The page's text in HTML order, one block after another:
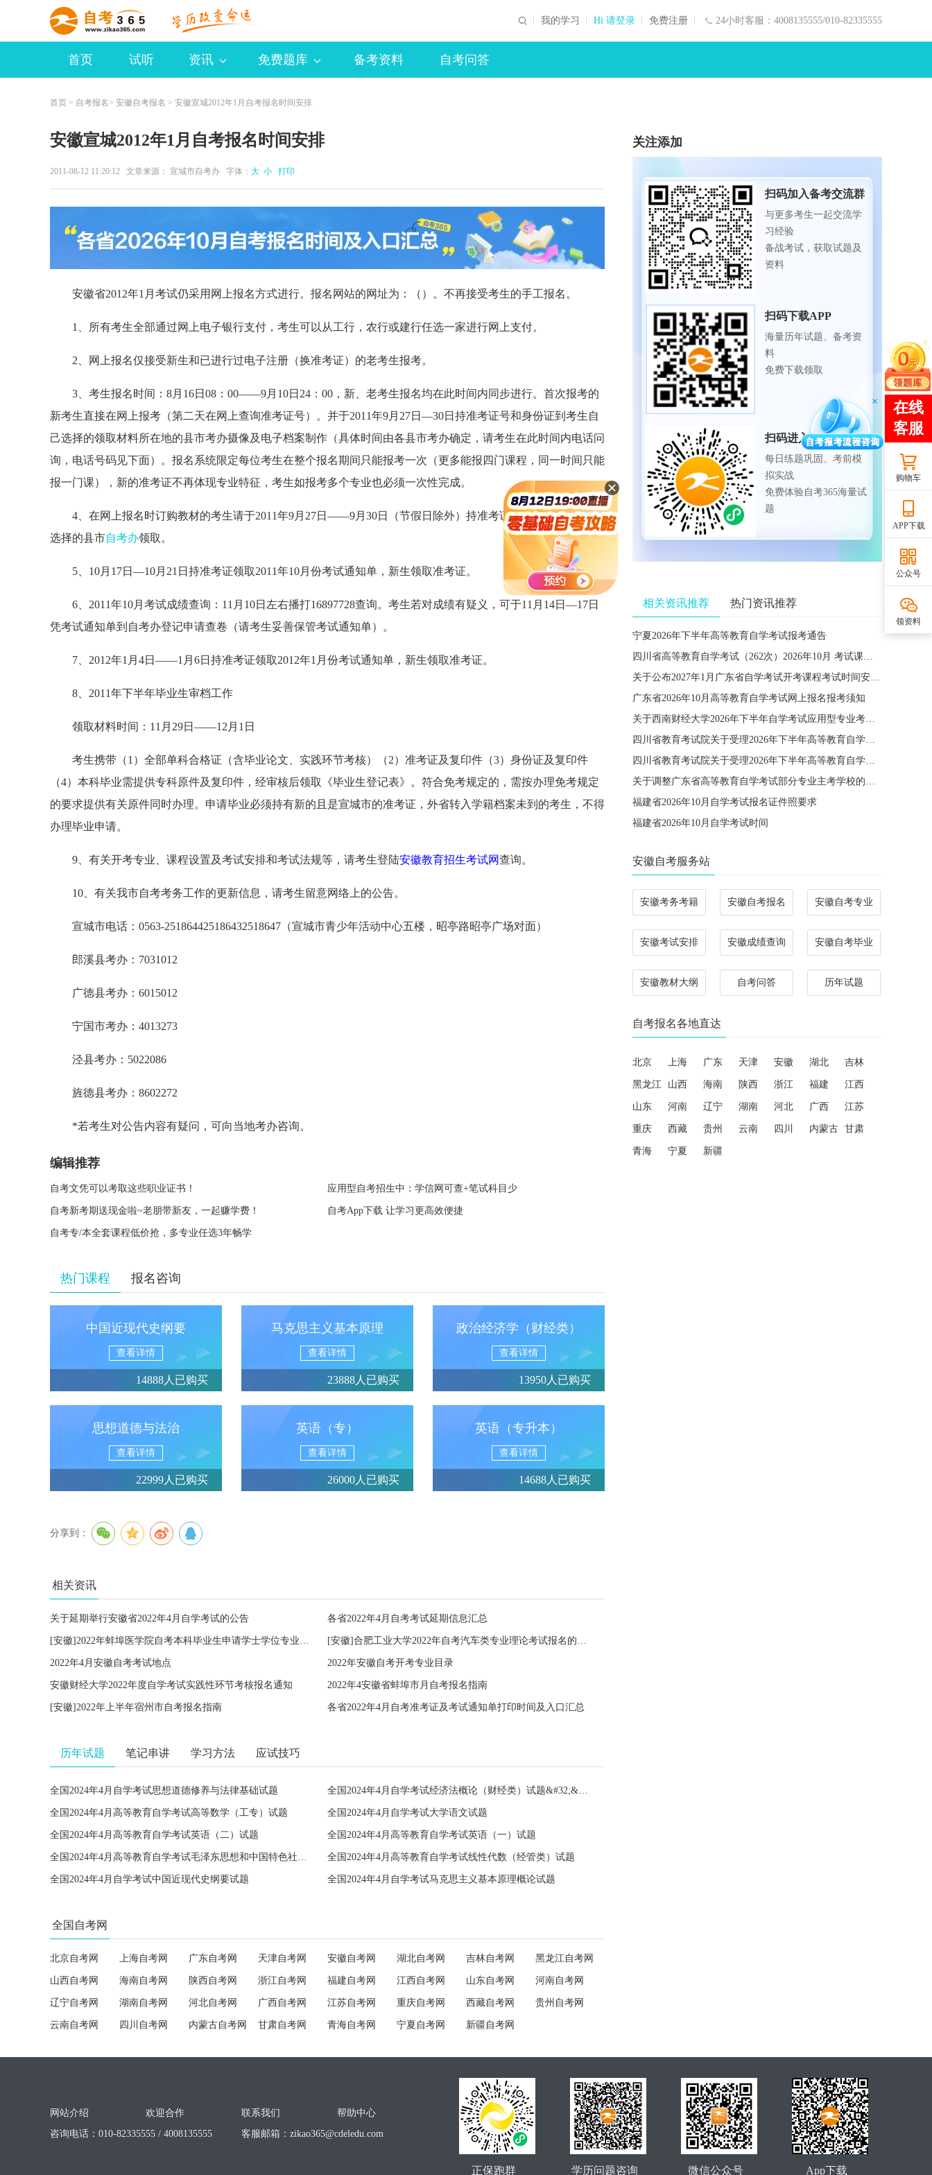
24小时客服：4008135555/010-82335555
我的学习 Hi 请登录 免费注册
首页 试听 资讯 免费题库 备考资料 自考问答
首页 > 自考报名 > 安徽自考报名 > 安徽宣城2012年1月自考报名时间安排
安徽宣城2012年1月自考报名时间安排
2011-08-12 11:20:12 文章来源： 宣城市自考办 字体： 大 小 打印
安徽省2012年1月考试仍采用网上报名方式进行。报名网站的网址为：（ ）。不再接受考生的手工报名。
1、所有考生全部通过网上电子银行支付，考生可以从工行，农行或建行任选一家进行网上支付。
2、网上报名仅接受新生和已进行过电子注册（换准考证）的老考生报考。
3、考生报名时间：8月16日08：00——9月10日24：00，新、老考生报名均在此时间内同步进行。首次报考的
新考生直接在网上报考（第二天在网上查询准考证号）。并于2011年9月27日—30日持准考证号和身份证到考生自
己选择的领取材料所在地的县市考办摄像及电子档案制作（具体时间由各县市考办确定，请考生在此时间内电话问
询，电话号码见下面）。报名系统限定每位考生在整个报名期间只能报考一次（更多能报四门课程，同一时间只能
报一门课），新的准考证不再体现专业特征，考生如报考多个专业也必须一次性完成。
4、在网上报名时订购教材的考生请于2011年9月27日——9月30日（节假日除外）持准考证号或身份证到自己
选择的县市自考办领取。
5、10月17日—10月21日持准考证领取2011年10月份考试通知单，新生领取准考证。
6、2011年10月考试成绩查询：11月10日左右播打16897728查询。考生若对成绩有疑义，可于11月14日—17日
凭考试通知单到自考办登记申请查卷（请考生妥善保管考试通知单）。
7、2012年1月4日——1月6日持准考证领取2012年1月份考试通知单，新生领取准考证。
8、2011年下半年毕业生审档工作
领取材料时间：11月29日——12月1日
考生携带（1）全部单科合格证（含毕业论文、实践环节考核）（2）准考证及复印件（3）身份证及复印件
（4）本科毕业需提供专科原件及复印件，经审核后领取《毕业生登记表》。符合免考规定的，需按办理免考规定
的要求提供有关原件同时办理。申请毕业必须持有新的且是宣城市的准考证，外省转入学籍档案未到的考生，不得
办理毕业申请。
9、有关开考专业、课程设置及考试安排和考试法规等，请考生登陆安徽教育招生考试网查询。
10、有关我市自考考务工作的更新信息，请考生留意网络上的公告。
宣城市电话：0563-251864425186432518647（宣城市青少年活动中心五楼，昭亭路昭亭广场对面）
郎溪县考办：7031012
广德县考办：6015012
宁国市考办：4013273
泾县考办：5022086
旌德县考办：8602272
*若考生对公告内容有疑问，可向当地考办咨询。
编辑推荐
自考文凭可以考取这些职业证书！ 应用型自考招生中：学信网可查+笔试科目少
自考新考期送现金啦~老朋带新友，一起赚学费！ 自考App下载 让学习更高效便捷
自考专/本全套课程低价抢，多专业任选3年畅学
热门课程 报名咨询
中国近现代史纲要
查看详情
14888人已购买
马克思主义基本原理
查看详情
23888人已购买
政治经济学（财经类）
查看详情
13950人已购买
思想道德与法治
查看详情
22999人已购买
英语（专）
查看详情
26000人已购买
英语（专升本）
查看详情
14688人已购买
分享到：
相关资讯
关于延期举行安徽省2022年4月自学考试的公告 各省2022年4月自考考试延期信息汇总
[安徽]2022年蚌埠医学院自考本科毕业生申请学士学位专业课考试报名通知 [安徽]合肥工业大学2022年自考汽车类专业理论考试报名的通知
2022年4月安徽自考考试地点 2022年安徽自考开考专业目录
安徽财经大学2022年度自学考试实践性环节考核报名通知 2022年4安徽省蚌埠市月自考报名指南
[安徽]2022年上半年宿州市自考报名指南 各省2022年4月自考准考证及考试通知单打印时间及入口汇总
历年试题 笔记串讲 学习方法 应试技巧
全国2024年4月自学考试思想道德修养与法律基础试题 全国2024年4月自学考试经济法概论（财经类）试题&#32;&#32;
全国2024年4月高等教育自学考试高等数学（工专）试题 全国2024年4月自学考试大学语文试题
全国2024年4月高等教育自学考试英语（二）试题 全国2024年4月高等教育自学考试英语（一）试题
全国2024年4月高等教育自学考试毛泽东思想和中国特色社会主义理论体系概论试题 全国2024年4月高等教育自学考试线性代数（经管类）试题
全国2024年4月自学考试中国近现代史纲要试题 全国2024年4月自学考试马克思主义基本原理概论试题
全国自考网
北京自考网 上海自考网 广东自考网 天津自考网 安徽自考网 湖北自考网 吉林自考网 黑龙江自考网
山西自考网 海南自考网 陕西自考网 浙江自考网 福建自考网 江西自考网 山东自考网 河南自考网
辽宁自考网 湖南自考网 河北自考网 广西自考网 江苏自考网 重庆自考网 西藏自考网 贵州自考网
云南自考网 四川自考网 内蒙古自考网 甘肃自考网 青海自考网 宁夏自考网 新疆自考网
关注添加
扫码加入备考交流群
与更多考生一起交流学
习经验
备战考试，获取试题及
资料
扫码下载APP
海量历年试题、备考资
料
免费下载领取
扫码进入微信小程序
每日练题巩固、考前模
拟实战
免费体验自考365海量试
题
相关资讯推荐 热门资讯推荐
宁夏2026年下半年高等教育自学考试报考通告
四川省高等教育自学考试（262次）2026年10月 考试课程简表
关于公布2027年1月广东省自学考试开考课程考试时间安排和使用教材的通知
广东省2026年10月高等教育自学考试网上报名报考须知
关于西南财经大学2026年下半年自学考试应用型专业考籍更改办理的通知
四川省教育考试院关于受理2026年下半年高等教育自学考试省际转考申请的通告
四川省教育考试院关于受理2026年下半年高等教育自学考试考籍更改申请的通告
关于调整广东省高等教育自学考试部分专业主考学校的通知
福建省2026年10月自学考试报名证件照要求
福建省2026年10月自学考试时间
安徽自考服务站
安徽考务考籍 安徽自考报名 安徽自考专业
安徽考试安排 安徽成绩查询 安徽自考毕业
安徽教材大纲 自考问答 历年试题
自考报名各地直达
北京 上海 广东 天津 安徽 湖北 吉林
黑龙江 山西 海南 陕西 浙江 福建 江西
山东 河南 辽宁 湖南 河北 广西 江苏
重庆 西藏 贵州 云南 四川 内蒙古 甘肃
青海 宁夏 新疆
购物车
APP下载
公众号
领资料
网站介绍 欢迎合作 联系我们
帮助中心
咨询电话：010-82335555 / 4008135555
客服邮箱： zikao365@cdeledu.com
App下载
微信公众号
学历问题咨询
正保跑群